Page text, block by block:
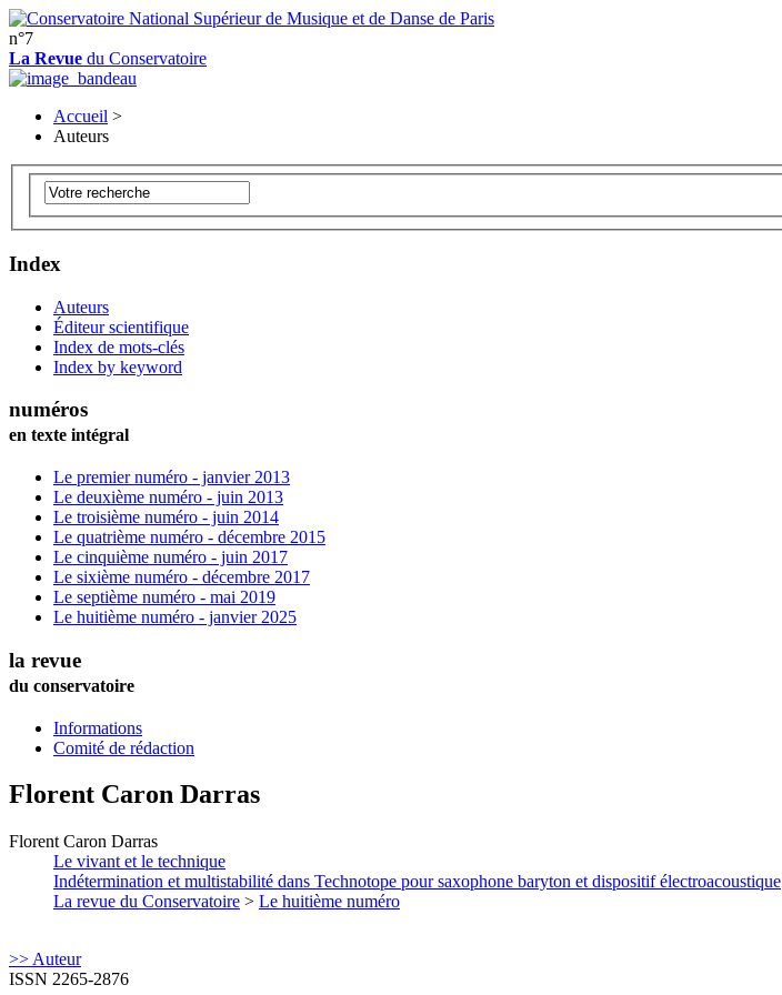
n°7
La Revue du Conservatoire
Accueil >
Auteurs
Index
Auteurs
Éditeur scientifique
Index de mots-clés
Index by keyword
numéros
en texte intégral
Le premier numéro - janvier 2013
Le deuxième numéro - juin 2013
Le troisième numéro - juin 2014
Le quatrième numéro - décembre 2015
Le cinquième numéro - juin 2017
Le sixième numéro - décembre 2017
Le septième numéro - mai 2019
Le huitième numéro - janvier 2025
la revue
du conservatoire
Informations
Comité de rédaction
Florent Caron Darras
Florent Caron Darras
Le vivant et le technique
Indétermination et multistabilité dans Technotope pour saxophone baryton et dispositif électroacoustique
La revue du Conservatoire > Le huitième numéro
>> Auteur
ISSN 2265-2876